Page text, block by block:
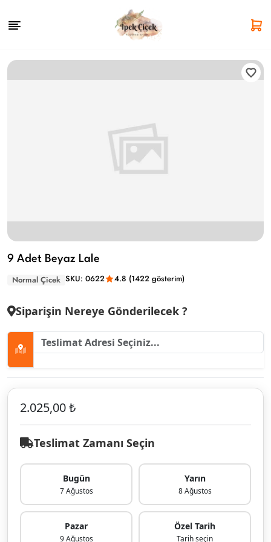
9 Adet Beyaz Lale
Normal Çicek SKU: 0622 4.8 (1422 gösterim)
Siparişin Nereye Gönderilecek ?
2.025,00 ₺
Teslimat Zamanı Seçin
Bugün
7 Ağustos
Yarın
8 Ağustos
Pazar
9 Ağustos
Özel Tarih
Tarih seçin